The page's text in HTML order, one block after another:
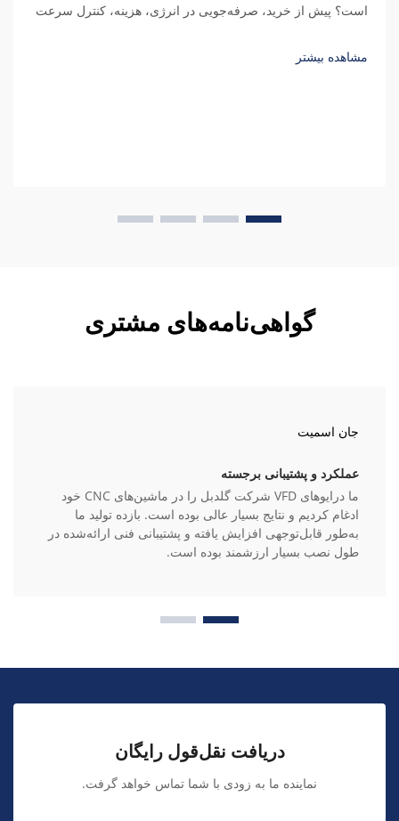
است؟ پیش از خرید، صرفه‌جویی در انرژی، هزینه، کنترل سرعت
کنید.
مشاهده بیشتر
گواهی‌نامه‌های مشتری
جان اسمیت
عملکرد و پشتیبانی برجسته
ما درایوهای VFD شرکت گلدبل را در ماشین‌های CNC خود
ادغام کردیم و نتایج بسیار عالی بوده است. بازده تولید ما
به‌طور قابل‌توجهی افزایش یافته و پشتیبانی فنی ارائه‌شده در
طول نصب بسیار ارزشمند بوده است.
دریافت نقل‌قول رایگان
نماینده ما به زودی با شما تماس خواهد گرفت.